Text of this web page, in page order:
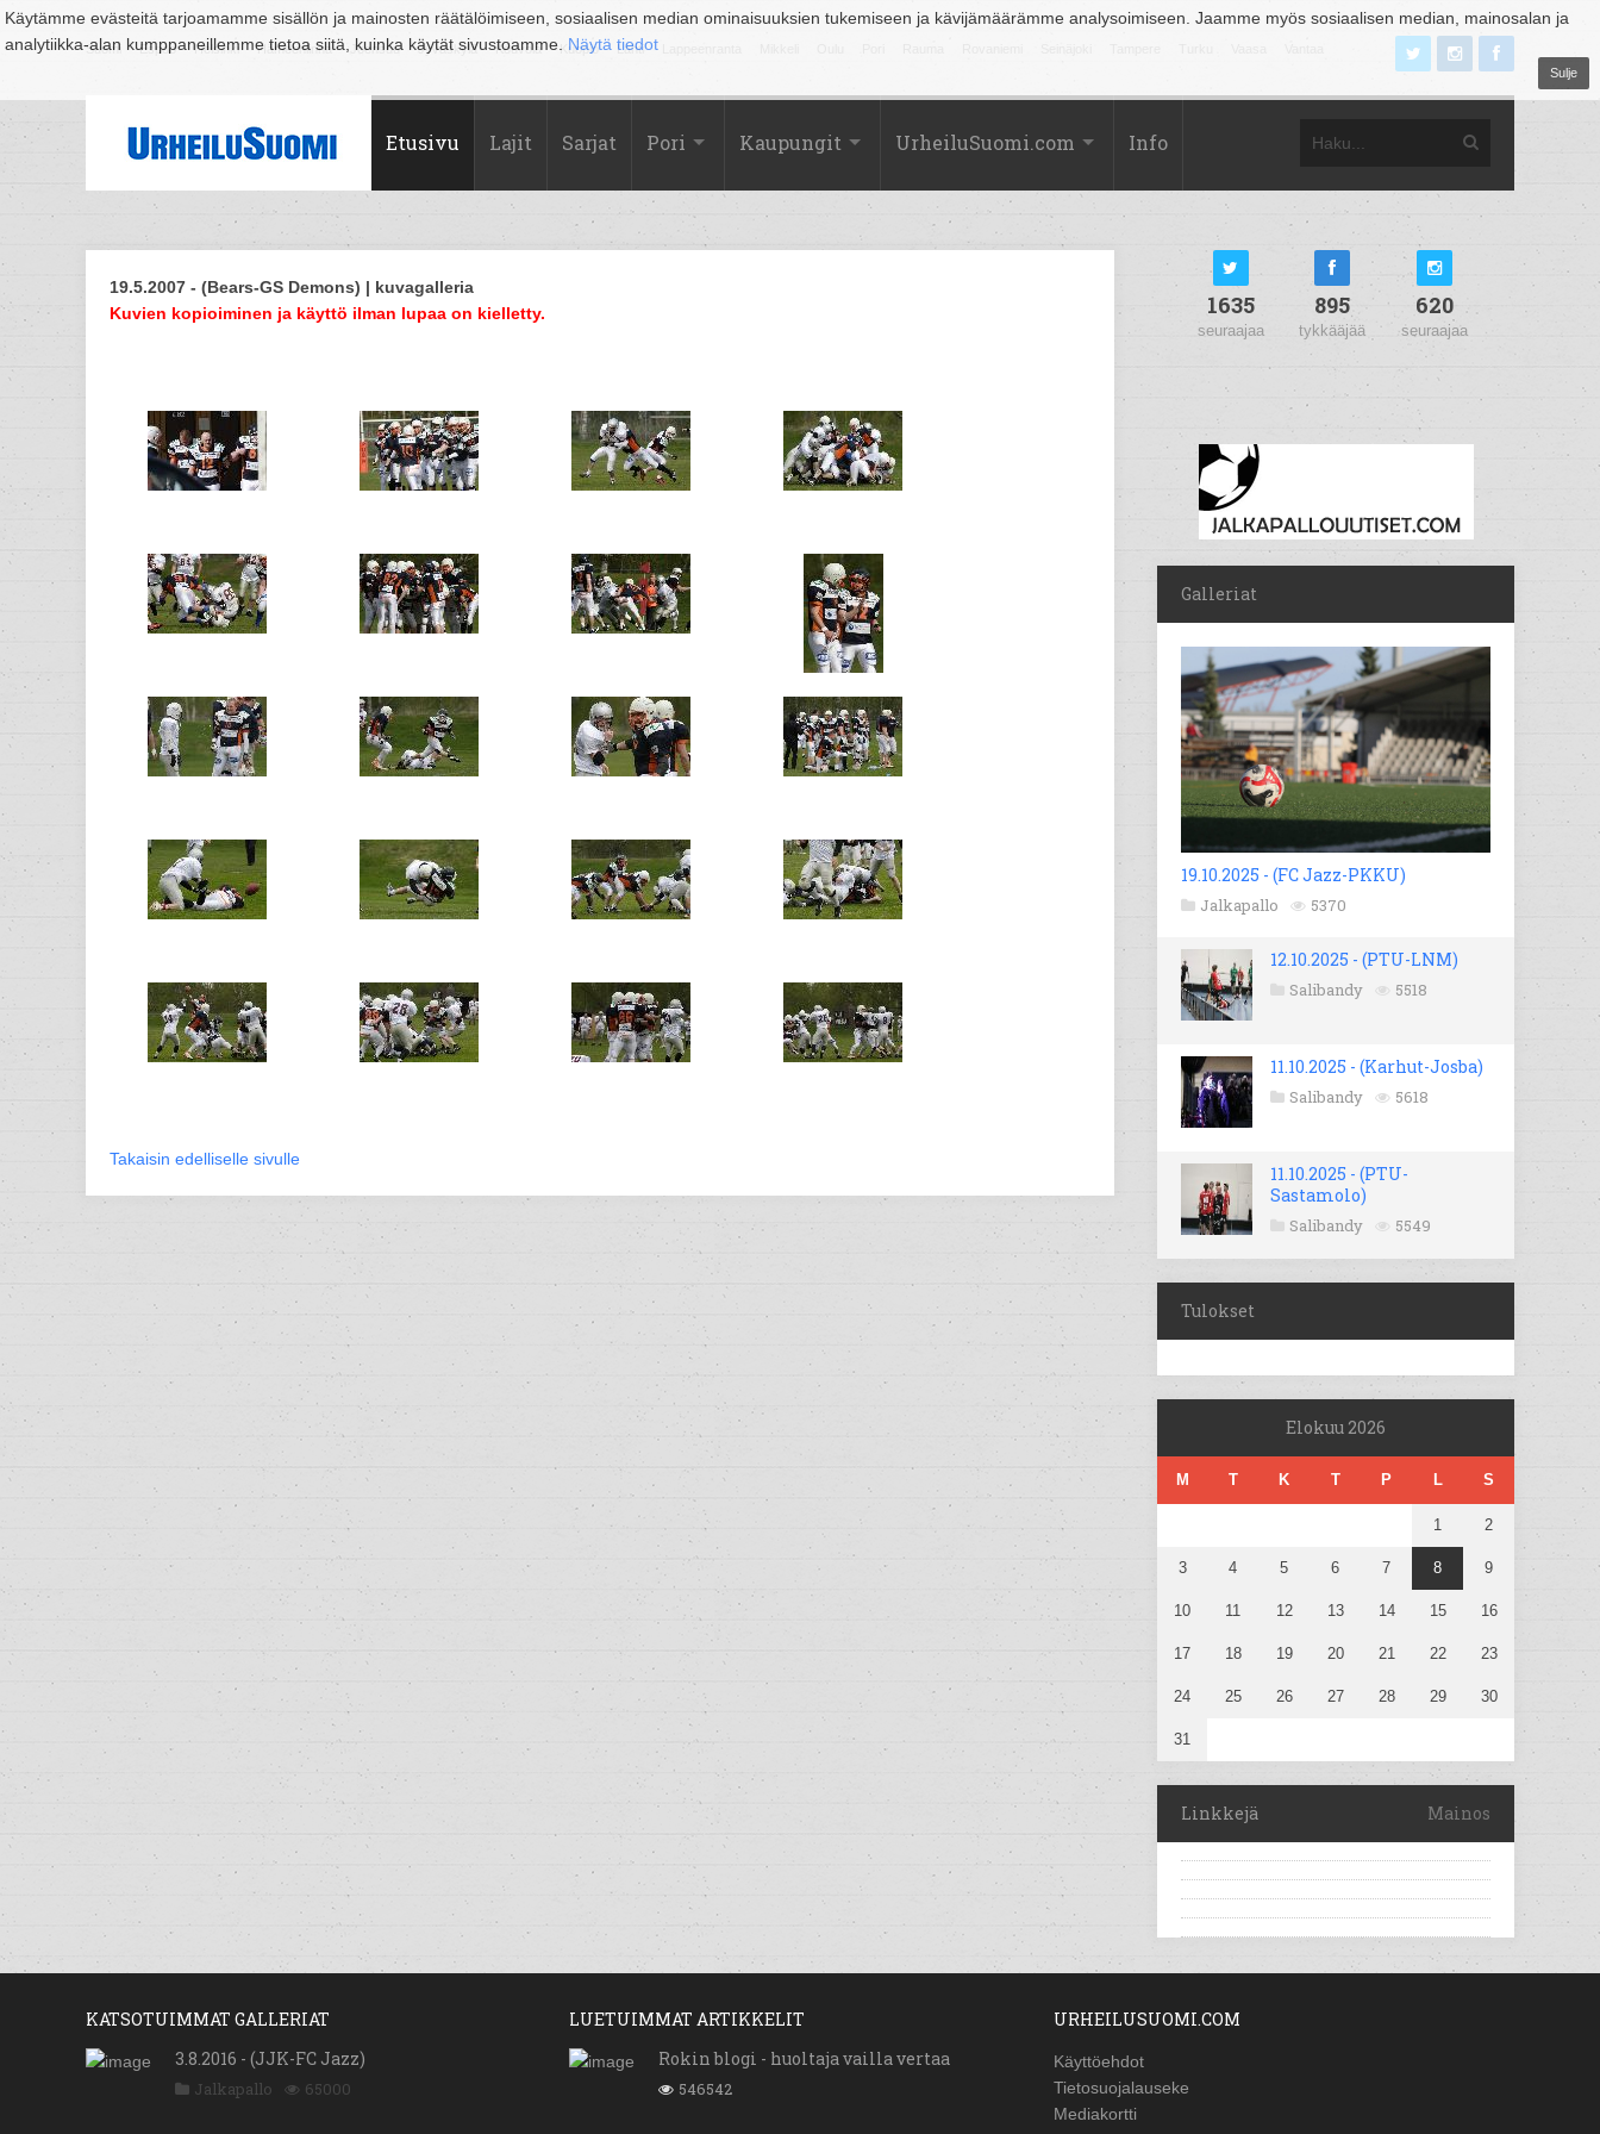
Käytämme evästeitä tarjoamamme sisällön ja mainosten räätälöimiseen, sosiaalisen median ominaisuuksien tukemiseen ja kävijämäärämme analysoimiseen. Jaamme myös sosiaalisen median, mainosalan ja
analytiikka-alan kumppaneillemme tietoa siitä, kuinka käytät sivustoamme. Näytä tiedot
Sulje
Suomi Espoo Helsinki Hämeenlinna Joensuu Jyväskylä Kouvola Kuopio Lahti
Etusivu Lajit Sarjat Pori Kaupungit UrheiluSuomi.com Info
19.5.2007 - (Bears-GS Demons) | kuvagalleria
Kuvien kopioiminen ja käyttö ilman lupaa on kielletty.
Takaisin edelliselle sivulle
1635
seuraajaa
895
tykkääjää
620
seuraajaa
Galleriat
19.10.2025 - (FC Jazz-PKKU)
Jalkapallo 5370
12.10.2025 - (PTU-LNM)
Salibandy 5518
11.10.2025 - (Karhut-Josba)
Salibandy 5618
11.10.2025 - (PTU-
Sastamolo)
Salibandy 5549
Tulokset
Elokuu 2026
M T K T P L S
1 2
3 4 5 6 7 8 9
10 11 12 13 14 15 16
17 18 19 20 21 22 23
24 25 26 27 28 29 30
31
Linkkejä Mainos
KATSOTUIMMAT GALLERIAT
3.8.2016 - (JJK-FC Jazz)
Jalkapallo 65000
LUETUIMMAT ARTIKKELIT
Rokin blogi - huoltaja vailla vertaa
546542
URHEILUSUOMI.COM
Käyttöehdot
Tietosuojalauseke
Mediakortti